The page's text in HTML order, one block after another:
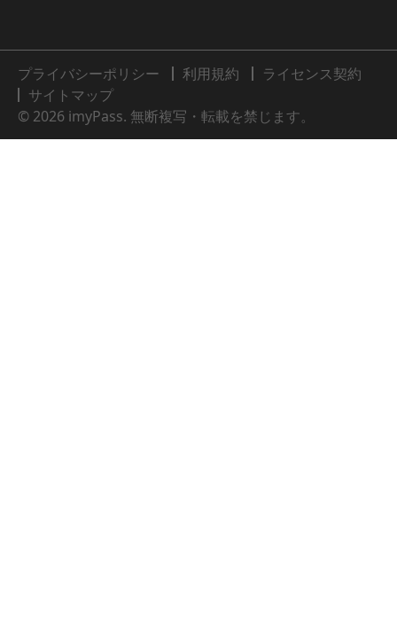
プライバシーポリシー 利用規約
ライセンス契約
サイトマップ
© 2026 imyPass. 無断複写・転載を禁じます。